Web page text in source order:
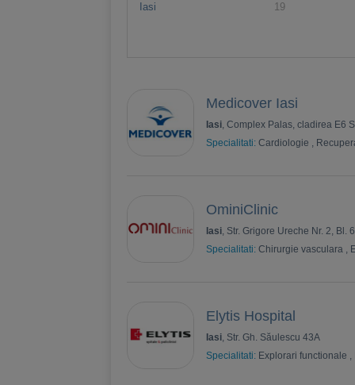
Iasi 19
Medicover Iasi
Iasi, Complex Palas, cladirea E6
Specialitati: Cardiologie ,
OminiClinic
Iasi, Str. Grigore Ureche Nr. 2, Bl.
Specialitati: Chirurgie vasculara ,
Elytis Hospital
Iasi, Str. Gh. Săulescu 43A
Specialitati: Explorari functionale ,